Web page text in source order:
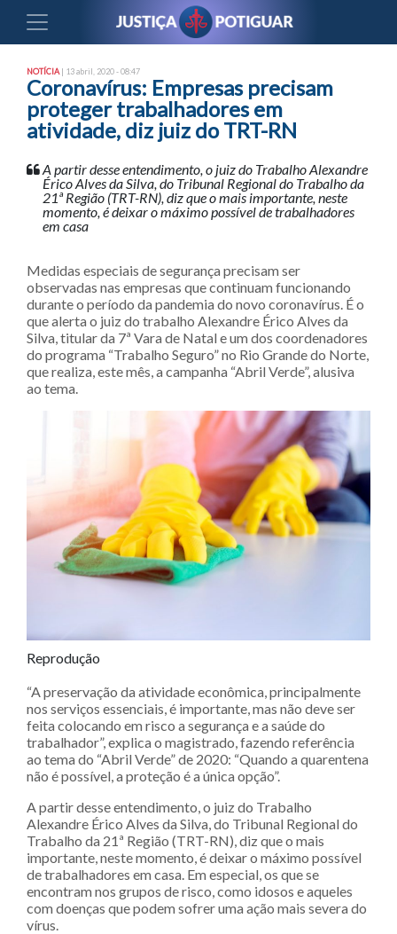
NOTÍCIA | 13 abril, 2020 - 08:47
Coronavírus: Empresas precisam
proteger trabalhadores em
atividade, diz juiz do TRT-RN
A partir desse entendimento, o juiz do Trabalho Alexandre
Érico Alves da Silva, do Tribunal Regional do Trabalho da
21ª Região (TRT-RN), diz que o mais importante, neste
momento, é deixar o máximo possível de trabalhadores
em casa
Medidas especiais de segurança precisam ser
observadas nas empresas que continuam funcionando
durante o período da pandemia do novo coronavírus. É o
que alerta o juiz do trabalho Alexandre Érico Alves da
Silva, titular da 7ª Vara de Natal e um dos coordenadores
do programa “Trabalho Seguro” no Rio Grande do Norte,
que realiza, este mês, a campanha “Abril Verde”, alusiva
ao tema.
Reprodução
“A preservação da atividade econômica, principalmente
nos serviços essenciais, é importante, mas não deve ser
feita colocando em risco a segurança e a saúde do
trabalhador”, explica o magistrado, fazendo referência
ao tema do “Abril Verde” de 2020: “Quando a quarentena
não é possível, a proteção é a única opção”.
A partir desse entendimento, o juiz do Trabalho
Alexandre Érico Alves da Silva, do Tribunal Regional do
Trabalho da 21ª Região (TRT-RN), diz que o mais
importante, neste momento, é deixar o máximo possível
de trabalhadores em casa. Em especial, os que se
encontram nos grupos de risco, como idosos e aqueles
com doenças que podem sofrer uma ação mais severa do
vírus.